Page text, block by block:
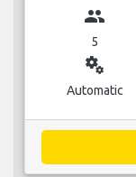
group
5
miscellaneous_services
Automatic